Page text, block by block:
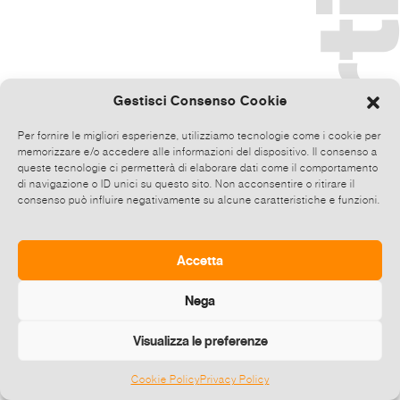
Gestisci Consenso Cookie
Per fornire le migliori esperienze, utilizziamo tecnologie come i cookie per
memorizzare e/o accedere alle informazioni del dispositivo. Il consenso a
queste tecnologie ci permetterà di elaborare dati come il comportamento
di navigazione o ID unici su questo sito. Non acconsentire o ritirare il
consenso può influire negativamente su alcune caratteristiche e funzioni.
Accetta
Nega
Visualizza le preferenze
Cookie PolicyPrivacy Policy
©2026 E-zine